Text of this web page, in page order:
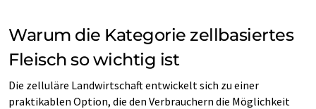
Warum die Kategorie zellbasiertes
Fleisch so wichtig ist
Die zelluläre Landwirtschaft entwickelt sich zu einer
praktikablen Option, die den Verbrauchern die Möglichkeit